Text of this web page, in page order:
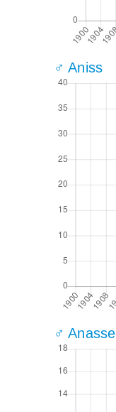
♂ Aniss
♂ Anasse